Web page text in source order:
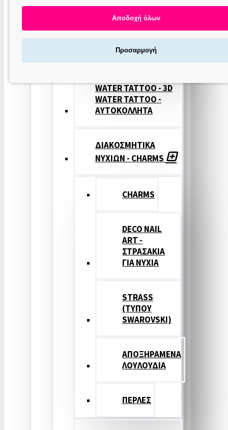
ΝΥΧΙΩΝ
ΣΦΡΑΓΙΔΕΣ
ΝΥΧΙΩΝ
WATER TATTOO - 3D
WATER TATTOO -
ΑΥΤΟΚΟΛΛΗΤΑ
ΔΙΑΚΟΣΜΗΤΙΚΑ
ΝΥΧΙΩΝ - CHARMS
CHARMS
DECO NAIL
ART -
ΣΤΡΑΣΑΚΙΑ
ΓΙΑ ΝΥΧΙΑ
STRASS
(ΤΥΠΟΥ
SWAROVSKI)
ΑΠΟΞΗΡΑΜΕΝΑ
ΛΟΥΛΟΥΔΙΑ
ΠΕΡΛΕΣ
Αποδοχή όλων
Προσαρμογή